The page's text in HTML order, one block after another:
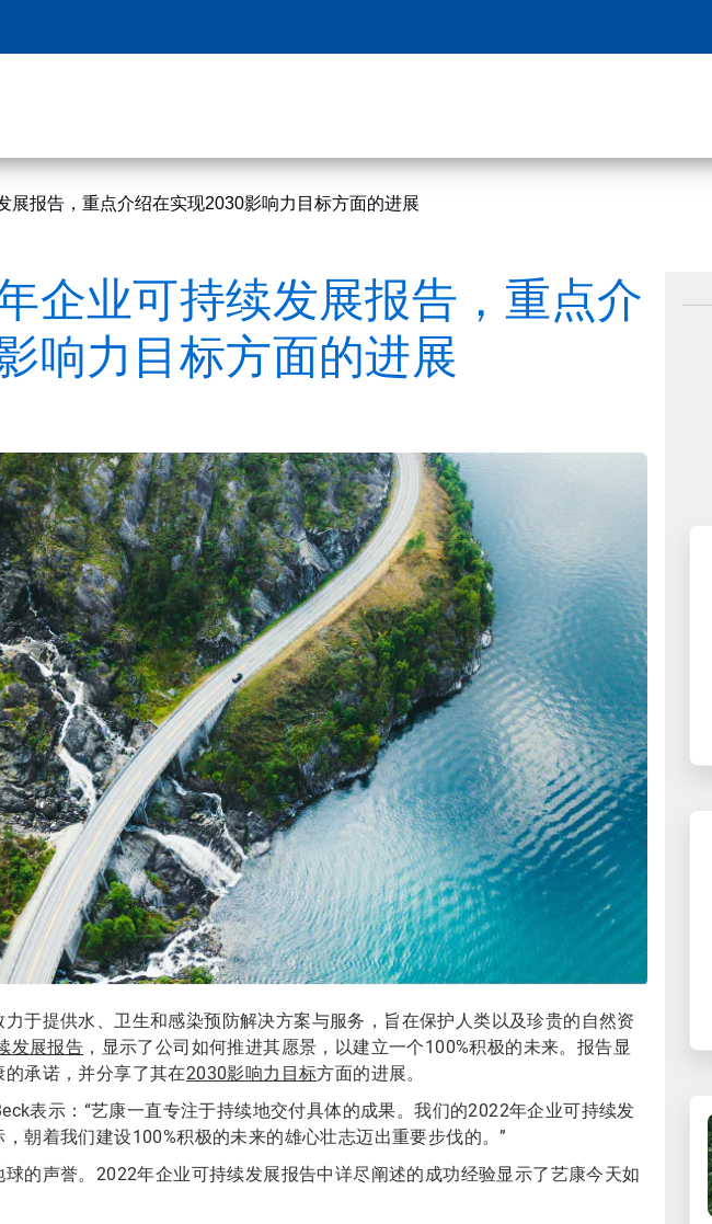
展报告，重点介绍在实现2030影响力目标方面的进展
企业可持续发展报告，重点介
响力目标方面的进展
于提供水、卫生和感染预防解决方案与服务，旨在保护人类以及珍贵的自然资
发展报告 ，显示了公司如何推进其愿景，以建立一个100%积极的未来。报告显
承诺，并分享了其在2030影响力目标方面的进展。
表示：“艺康一直专注于持续地交付具体的成果。我们的2022年企业可持续发
朝着我们建设100%积极的未来的雄心壮志迈出重要步伐的。”
的声誉。2022年企业可持续发展报告中详尽阐述的成功经验显示了艺康今天如